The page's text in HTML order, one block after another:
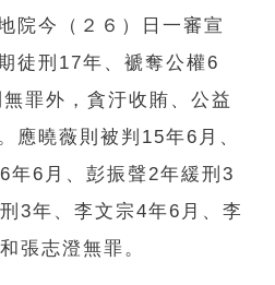
院今（２６）日一審宣
徒刑17年、褫奪公權6
罪外，貪汙收賄、公益
應曉薇則被判15年6月、
年6月、彭振聲2年緩刑3
3年、李文宗4年6月、李
張志澄無罪。